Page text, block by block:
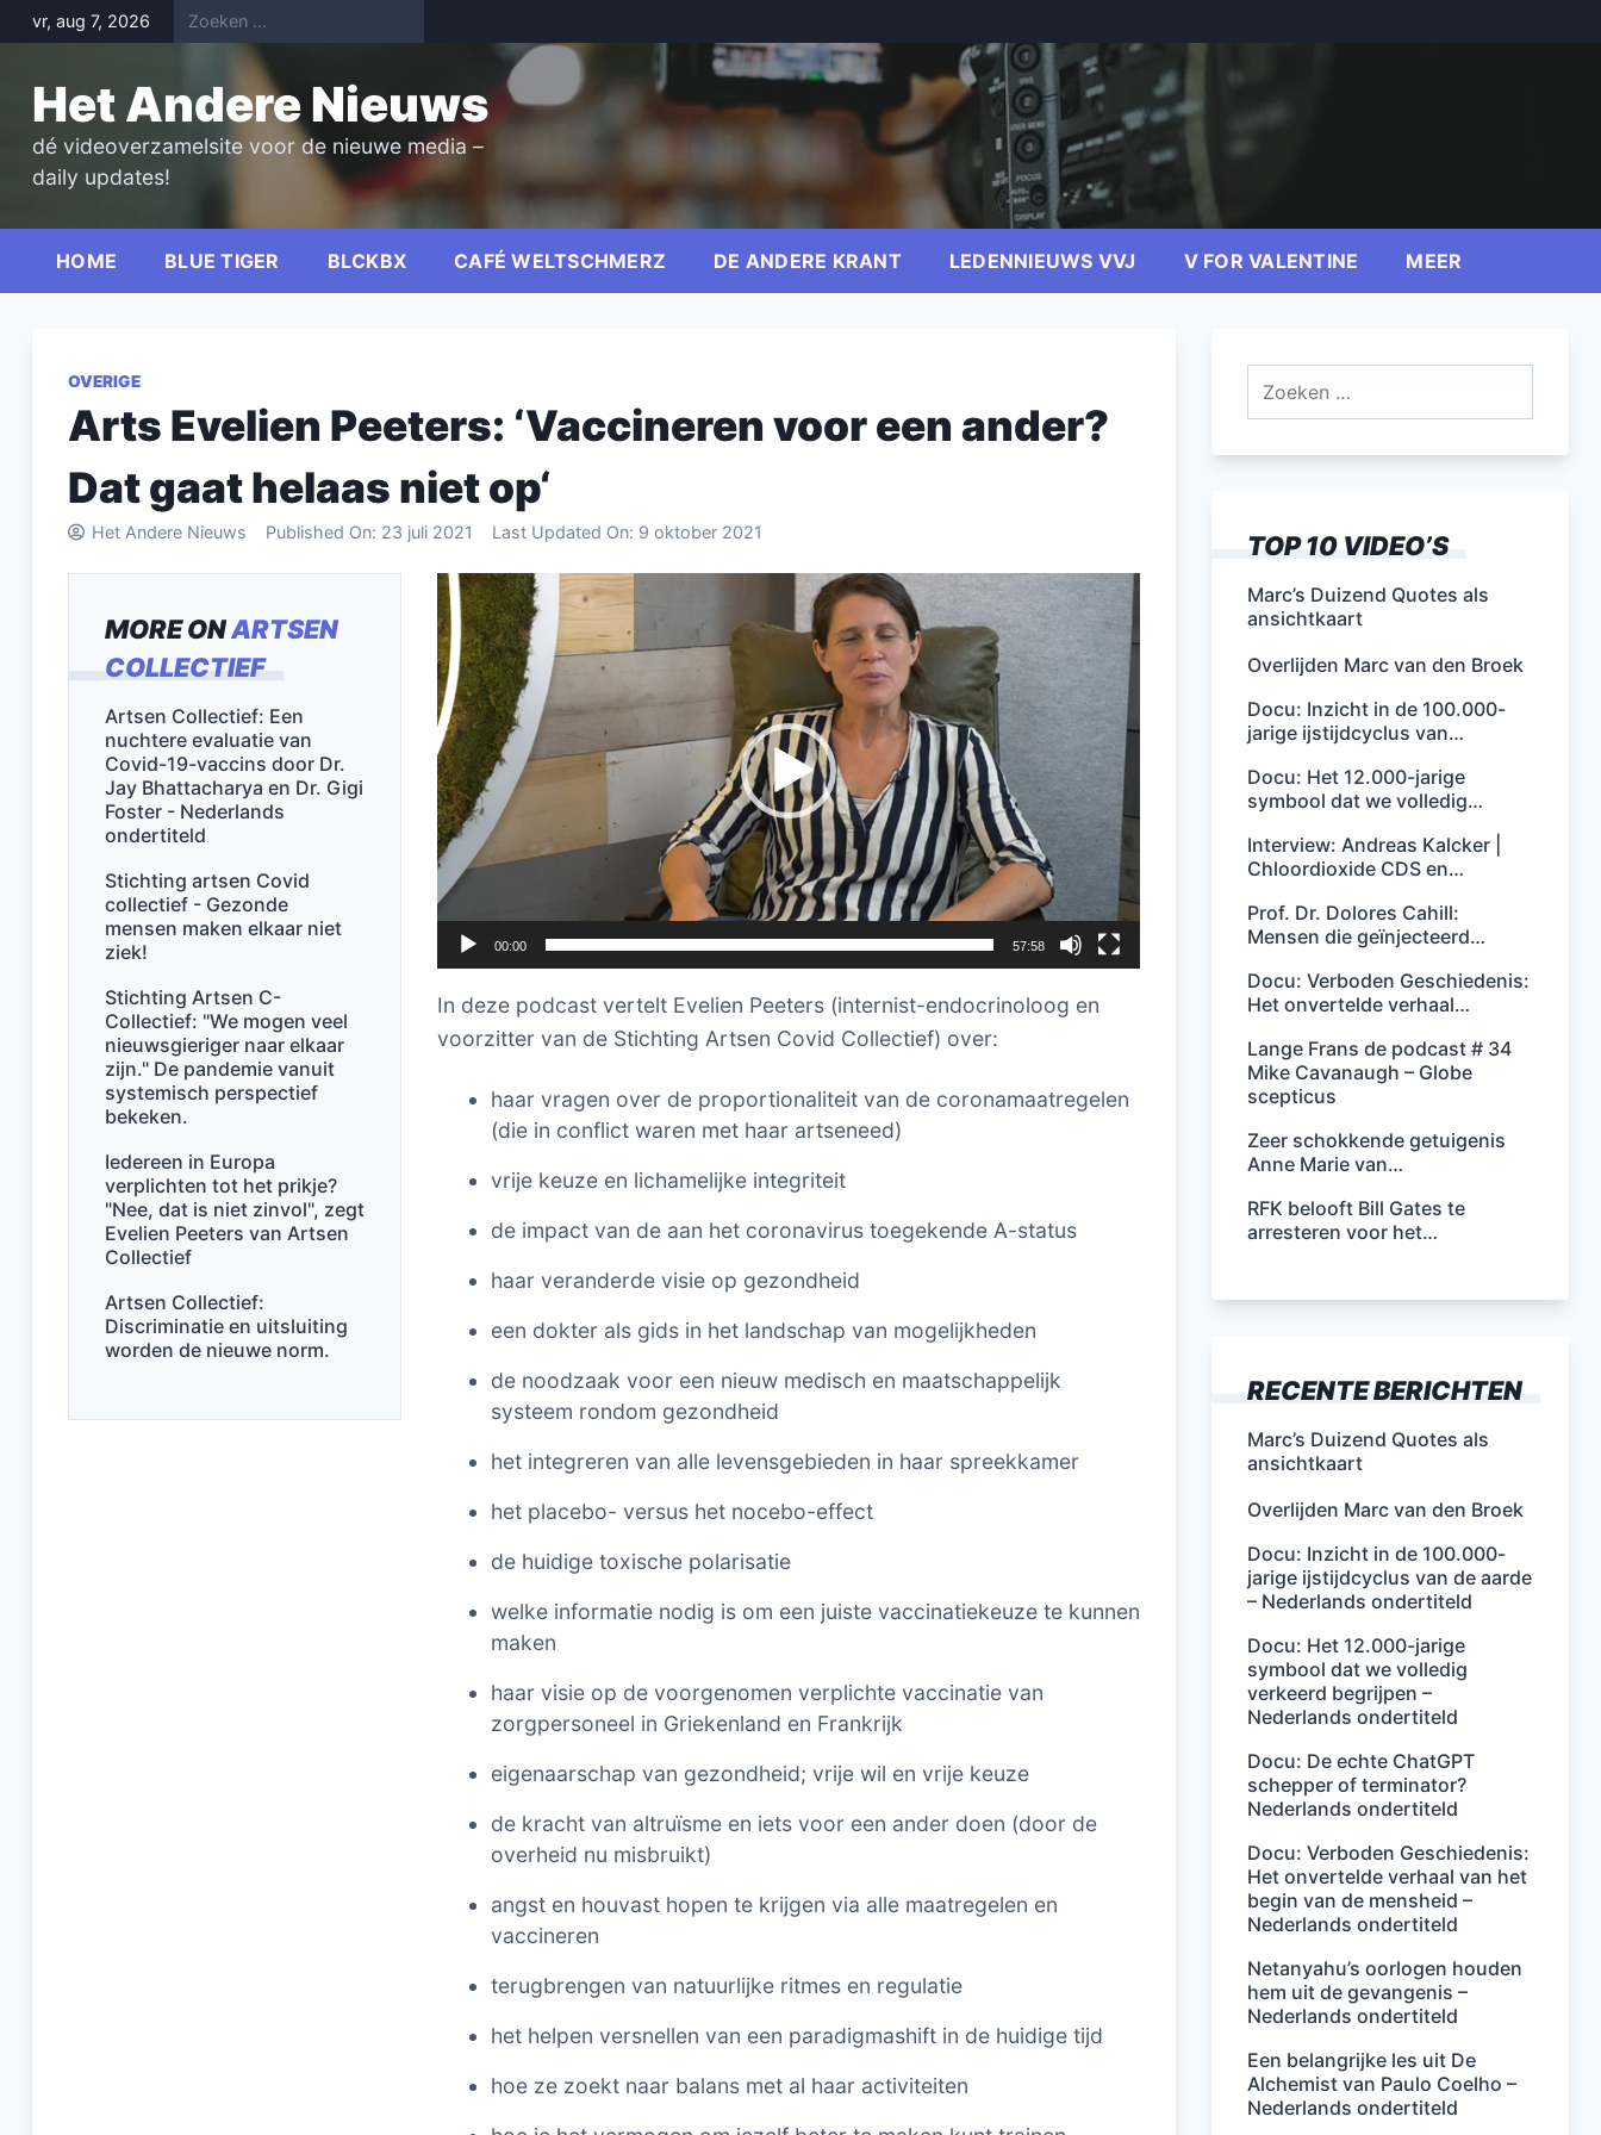
Skip
to
vr, aug 7, 2026
Het Andere Nieuws
dé videoverzamelsite voor de nieuwe media –
daily updates!
HOME BLUE TIGER BLCKBX CAFÉ WELTSCHMERZ DE ANDERE KRANT LEDENNIEUWS VVJ V FOR VALENTINE MEER
OVERIGE
Arts Evelien Peeters: ‘Vaccineren voor een ander?
Dat gaat helaas niet op‘
Het Andere Nieuws Published On: 23 juli 2021 Last Updated On: 9 oktober 2021
MORE ONARTSEN
COLLECTIEF
Artsen Collectief: Een
nuchtere evaluatie van
Covid-19-vaccins door Dr.
Jay Bhattacharya en Dr. Gigi
Foster - Nederlands
ondertiteld
Stichting artsen Covid
collectief - Gezonde
mensen maken elkaar niet
ziek!
Stichting Artsen C-
Collectief: "We mogen veel
nieuwsgieriger naar elkaar
zijn." De pandemie vanuit
systemisch perspectief
bekeken.
Iedereen in Europa
verplichten tot het prikje?
"Nee, dat is niet zinvol", zegt
Evelien Peeters van Artsen
Collectief
Artsen Collectief:
Discriminatie en uitsluiting
worden de nieuwe norm.
Videospeler
00:00 57:58
In deze podcast vertelt Evelien Peeters (internist-endocrinoloog en
voorzitter van de Stichting Artsen Covid Collectief) over:
haar vragen over de proportionaliteit van de coronamaatregelen
(die in conflict waren met haar artseneed)
vrije keuze en lichamelijke integriteit
de impact van de aan het coronavirus toegekende A-status
haar veranderde visie op gezondheid
een dokter als gids in het landschap van mogelijkheden
de noodzaak voor een nieuw medisch en maatschappelijk
systeem rondom gezondheid
het integreren van alle levensgebieden in haar spreekkamer
het placebo- versus het nocebo-effect
de huidige toxische polarisatie
welke informatie nodig is om een juiste vaccinatiekeuze te kunnen
maken
haar visie op de voorgenomen verplichte vaccinatie van
zorgpersoneel in Griekenland en Frankrijk
eigenaarschap van gezondheid; vrije wil en vrije keuze
de kracht van altruïsme en iets voor een ander doen (door de
overheid nu misbruikt)
angst en houvast hopen te krijgen via alle maatregelen en
vaccineren
terugbrengen van natuurlijke ritmes en regulatie
het helpen versnellen van een paradigmashift in de huidige tijd
hoe ze zoekt naar balans met al haar activiteiten
TOP 10 VIDEO’S
Marc’s Duizend Quotes als
ansichtkaart
Overlijden Marc van den Broek
Docu: Inzicht in de 100.000-
jarige ijstijdcyclus van…
Docu: Het 12.000-jarige
symbool dat we volledig…
Interview: Andreas Kalcker |
Chloordioxide CDS en…
Prof. Dr. Dolores Cahill:
Mensen die geïnjecteerd…
Docu: Verboden Geschiedenis:
Het onvertelde verhaal…
Lange Frans de podcast # 34
Mike Cavanaugh – Globe
scepticus
Zeer schokkende getuigenis
Anne Marie van…
RFK belooft Bill Gates te
arresteren voor het…
RECENTE BERICHTEN
Marc’s Duizend Quotes als
ansichtkaart
Overlijden Marc van den Broek
Docu: Inzicht in de 100.000-
jarige ijstijdcyclus van de aarde
– Nederlands ondertiteld
Docu: Het 12.000-jarige
symbool dat we volledig
verkeerd begrijpen –
Nederlands ondertiteld
Docu: De echte ChatGPT
schepper of terminator?
Nederlands ondertiteld
Docu: Verboden Geschiedenis:
Het onvertelde verhaal van het
begin van de mensheid –
Nederlands ondertiteld
Netanyahu’s oorlogen houden
hem uit de gevangenis –
Nederlands ondertiteld
Een belangrijke les uit De
Alchemist van Paulo Coelho –
Nederlands ondertiteld